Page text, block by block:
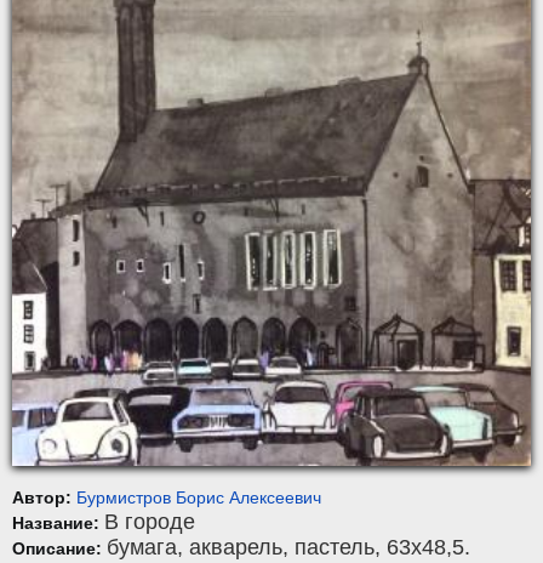
Автор: Бурмистров Борис Алексеевич
Название: В городе
Описание: бумага, акварель, пастель, 63x48,5.